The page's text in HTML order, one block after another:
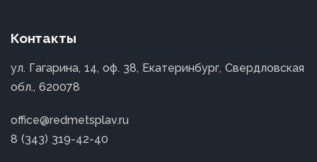
Контакты
ул. Гагарина, 14, оф. 38, Екатеринбург, Свердловская
обл., 620078
office@redmetsplav.ru
8 (343) 319-42-40